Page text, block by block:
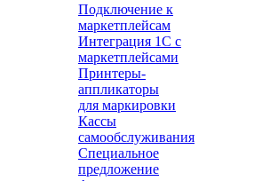
Подключение к
маркетплейсам
Интеграция 1С с
маркетплейсами
Принтеры-
аппликаторы
для маркировки
Кассы
самообслуживания
Специальное
предложение